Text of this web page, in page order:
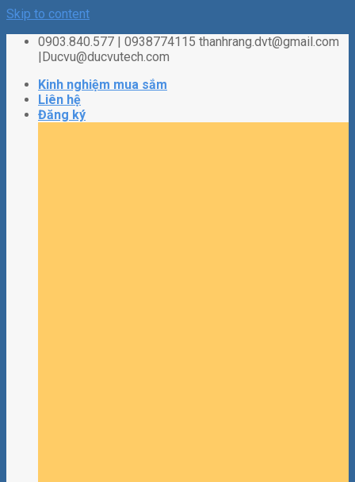
Skip to content
0903.840.577 | 0938774115 thanhrang.dvt@gmail.com
|Ducvu@ducvutech.com
Kinh nghiệm mua sắm
Liên hệ
Đăng ký